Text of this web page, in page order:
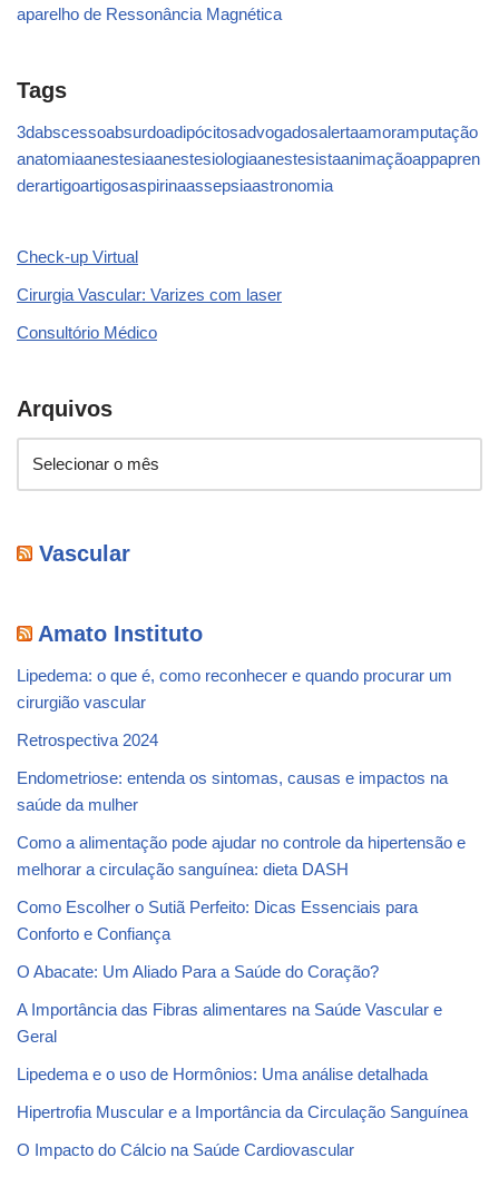
aparelho de Ressonância Magnética
Tags
3dabscessoabsurdoadipócitosadvogadosalertaamoramputação
anatomiaanestesiaanestesiologiaanestesistaanimaçãoappapren
derartigoartigosaspirinaassepsiaastronomia
Check-up Virtual
Cirurgia Vascular: Varizes com laser
Consultório Médico
Arquivos
Vascular
Amato Instituto
Lipedema: o que é, como reconhecer e quando procurar um
cirurgião vascular
Retrospectiva 2024
Endometriose: entenda os sintomas, causas e impactos na
saúde da mulher
Como a alimentação pode ajudar no controle da hipertensão e
melhorar a circulação sanguínea: dieta DASH
Como Escolher o Sutiã Perfeito: Dicas Essenciais para
Conforto e Confiança
O Abacate: Um Aliado Para a Saúde do Coração?
A Importância das Fibras alimentares na Saúde Vascular e
Geral
Lipedema e o uso de Hormônios: Uma análise detalhada
Hipertrofia Muscular e a Importância da Circulação Sanguínea
O Impacto do Cálcio na Saúde Cardiovascular